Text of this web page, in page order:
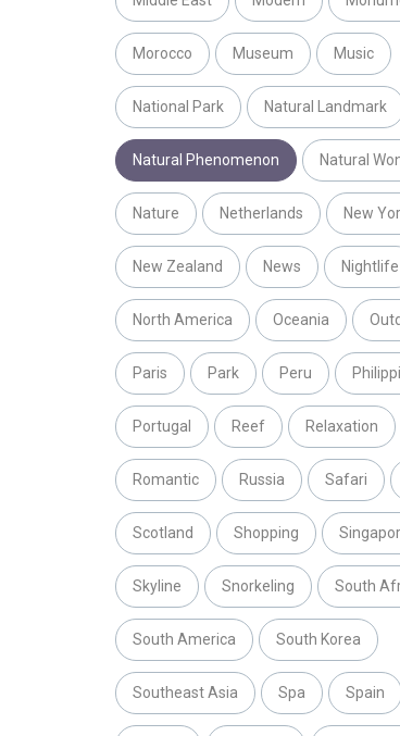
Morocco Museum Music
National Park Natural Landmark
Natural Phenomenon Natural
Nature Netherlands New
New Zealand News Nightlife
North America Oceania
Paris Park Peru
Portugal Reef Relaxation
Romantic Russia Safari
Scotland Shopping
Skyline Snorkeling South
South America South Korea
Southeast Asia Spa Spain